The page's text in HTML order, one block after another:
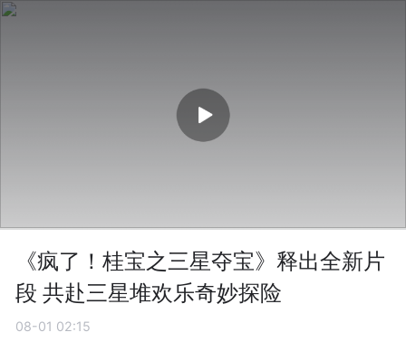
《疯了！桂宝之三星夺宝》释出全新片
段 共赴三星堆欢乐奇妙探险
08-01 02:15